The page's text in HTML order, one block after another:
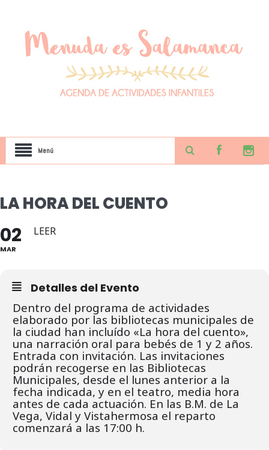
Menú
LA HORA DEL CUENTO
02
MAR
LEER
Detalles del Evento
Dentro del programa de actividades
elaborado por las bibliotecas municipales de
la ciudad han incluído «La hora del cuento»,
una narración oral para bebés de 1 y 2 años.
Entrada con invitación. Las invitaciones
podrán recogerse en las Bibliotecas
Municipales, desde el lunes anterior a la
fecha indicada, y en el teatro, media hora
antes de cada actuación. En las B.M. de La
Vega, Vidal y Vistahermosa el reparto
comenzará a las 17:00 h.